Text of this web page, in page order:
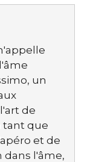
un
de
tant que
et de
dans l'âme,